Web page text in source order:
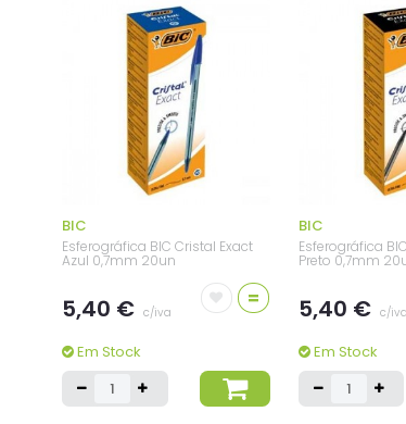
BIC
Esferográfica BIC Cristal Exact
Azul 0,7mm 20un
5,40 € c/iva
=
Em Stock
BIC
Esferográfica
Preto 0,7mm
5,40 € c/iva
Em Stock